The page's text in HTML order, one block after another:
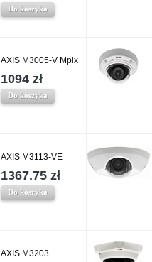
Do koszyka
AXIS M3005-V Mpix
1094 zł
Do koszyka
AXIS M3113-VE
1367.75 zł
Do koszyka
AXIS M3203